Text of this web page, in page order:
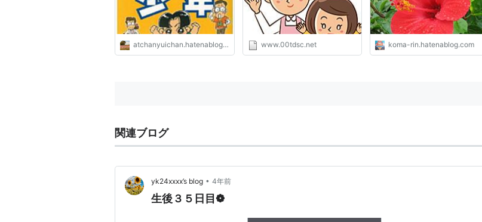
atchanyuichan.hatenablog.com www.00tdsc.net koma-rin.hatenablog.com
関連ブログ
yk24xxxx’s blog • 4年前
生後３５日目❁